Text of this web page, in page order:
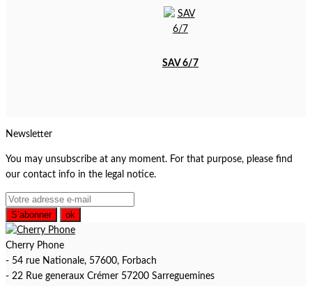
SAV 6/7
Newsletter
You may unsubscribe at any moment. For that purpose, please find
our contact info in the legal notice.
S’abonner
Cherry Phone
- 54 rue Nationale, 57600, Forbach
- 22 Rue generaux Crémer 57200 Sarreguemines